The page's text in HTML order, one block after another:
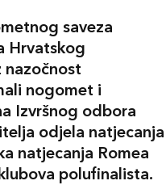
saveza
Hrvatskog
nazočnost
nogomet i
Izvršnog odbora
odjela natjecanja
natjecanja Romea
polufinalista.